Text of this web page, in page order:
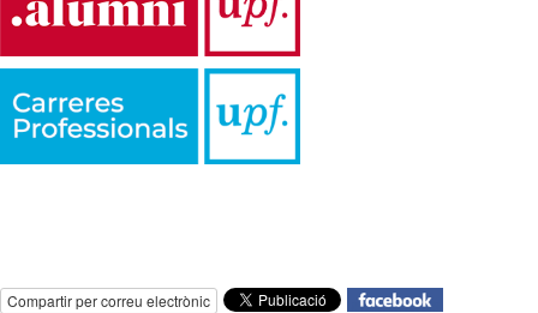
Compartir per correu electrònic